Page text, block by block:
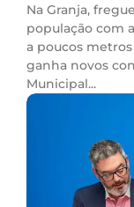
Na Granja,
população com
a poucos
ganha novos
Municipal...